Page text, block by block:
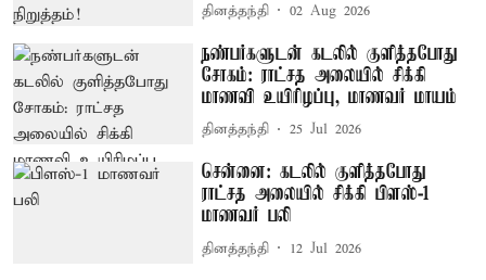
தினத்தந்தி 02 Aug 2026
நண்பர்களுடன் கடலில் குளித்தபோது
சோகம்: ராட்சத அலையில் சிக்கி
மாணவி உயிரிழப்பு, மாணவர் மாயம்
தினத்தந்தி 25 Jul 2026
சென்னை: கடலில் குளித்தபோது
ராட்சத அலையில் சிக்கி பிளஸ்-1
மாணவர் பலி
தினத்தந்தி 12 Jul 2026